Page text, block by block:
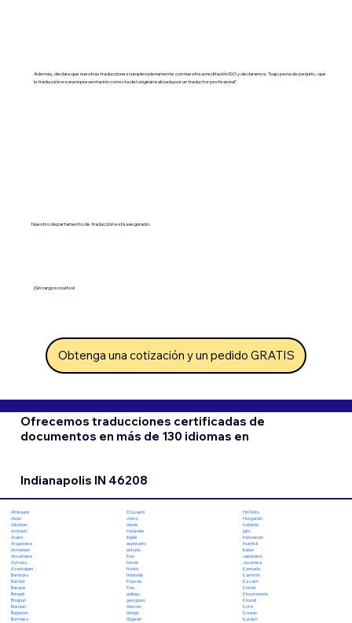
Además, declara que nuestras traducciones cumplen plenamente con nuestra acreditación ISO y declaramos, "bajo pena de perjurio, que
la traducción es una representación correcta del original realizada por un traductor profesional".
Nuestro departamento de traducción está asegurado.
¡Sin cargos ocultos!
Obtenga una cotización y un pedido GRATIS
Ofrecemos traducciones certificadas de
documentos en más de 130 idiomas en
Indianapolis IN 46208
Afrikaans
Akan
Albanian
Amharic
Arabic
Aragonese
Armenian
Assamese
Aymara
Azerbaijani
Bambara
Bashkir
Basque
Bengali
Bhojpuri
Bosnian
Bulgarian
Burmese
Chuvashi
checo
danés
Holandés
Inglés
esperanto
estonio
Ewe
feroés
fiyiano
finlandés
Francés
Fula
gallego
georgiano
Alemán
Griego
Gujarati
Hiri Motu
Hungarian
Icelandic
Igbo
Indonesian
Inuktitut
Italian
Japanese
Javanese
Kannada
Kashmiri
Kazakh
Khmer
Kinyarwanda
Kirundi
Komi
Korean
Kurdish